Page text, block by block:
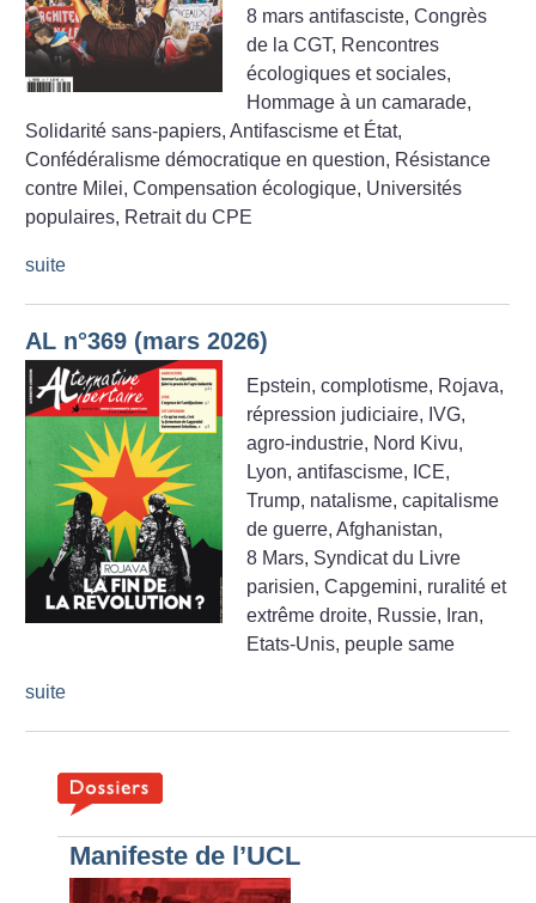
8 mars antifasciste, Congrès
de la CGT, Rencontres
écologiques et sociales,
Hommage à un camarade,
Solidarité sans-papiers, Antifascisme et État,
Confédéralisme démocratique en question, Résistance
contre Milei, Compensation écologique, Universités
populaires, Retrait du CPE
suite
AL n°369 (mars 2026)
Epstein, complotisme, Rojava,
répression judiciaire, IVG,
agro-industrie, Nord Kivu,
Lyon, antifascisme, ICE,
Trump, natalisme, capitalisme
de guerre, Afghanistan,
8 Mars, Syndicat du Livre
parisien, Capgemini, ruralité et
extrême droite, Russie, Iran,
Etats-Unis, peuple same
suite
Manifeste de l’UCL